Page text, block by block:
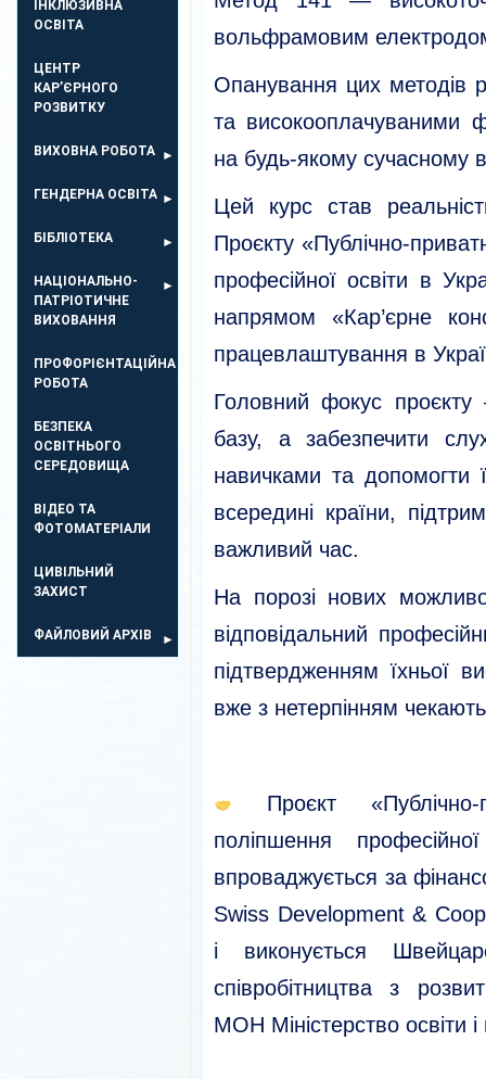
ІНКЛЮЗИВНА
ОСВІТА
ЦЕНТР
КАР’ЄРНОГО
РОЗВИТКУ
ВИХОВНА РОБОТА
ГЕНДЕРНА ОСВІТА
БІБЛІОТЕКА
НАЦІОНАЛЬНО-
ПАТРІОТИЧНЕ
ВИХОВАННЯ
ПРОФОРІЄНТАЦІЙНА
РОБОТА
БЕЗПЕКА
ОСВIТНЬОГО
СЕРЕДОВИЩА
ВІДЕО ТА
ФОТОМАТЕРІАЛИ
ЦИВІЛЬНИЙ
ЗАХИСТ
ФАЙЛОВИЙ АРХІВ
вольфрамовим
Опанування цих методів
та високооплачуваними
на будь-якому сучасному
Цей курс став
Проєкту «Публічно-
професійної освіти в
напрямом «Кар’єрне
працевлаштування в
Головний фокус
базу, а забезпечити
навичками та допомогти
всередині країни,
важливий час.
На порозі нових
відповідальний
підтвердженням їхньої
вже з нетерпінням
Проєкт «Публічно-
поліпшення
впроваджується за
Swiss Development &
і виконується
співробітництва з
МОН Міністерство освіти